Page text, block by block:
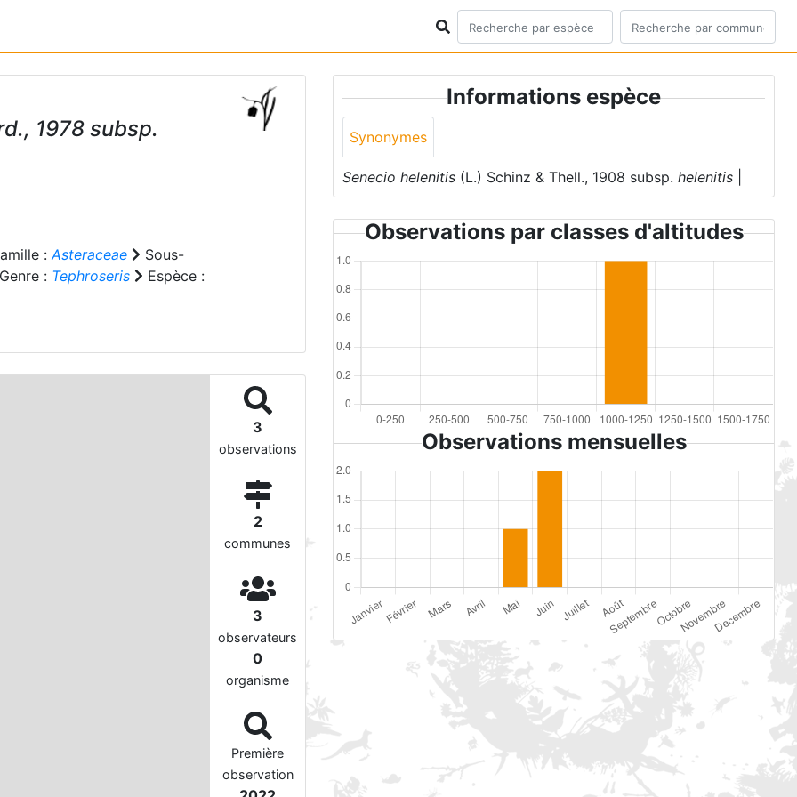
1978 subsp.
:Asteraceae
Sous-
: Tephroseris Espèce :
3
observations
2
communes
3
observateurs
0
organisme
Première
observation
Informations espèce
Synonymes
Senecio helenitis (L.) Schinz & Thell., 1908 subsp. helenitis
Observations par classes d'altitudes
Observations mensuelles